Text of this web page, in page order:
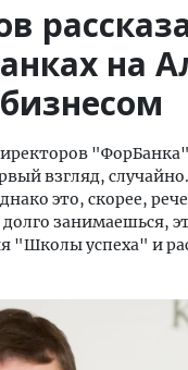
на
взгляд,
это, скорее,
занимаешься,
"Школы успеха" и